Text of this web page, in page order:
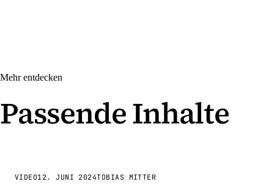
Mehr entdecken
Passende Inhalte
VIDEO12. JUNI 2024TOBIAS MITTER